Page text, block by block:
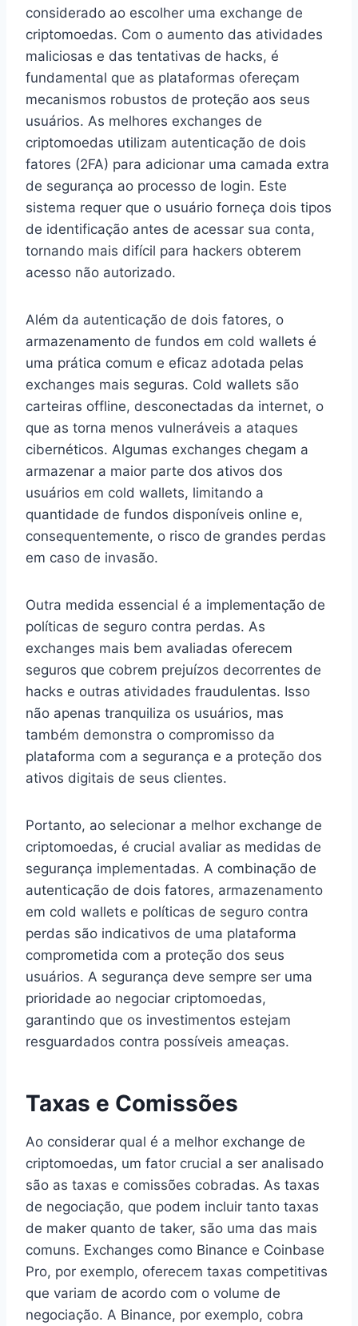
considerado ao escolher uma exchange de
criptomoedas. Com o aumento das atividades
maliciosas e das tentativas de hacks, é
fundamental que as plataformas ofereçam
mecanismos robustos de proteção aos seus
usuários. As melhores exchanges de
criptomoedas utilizam autenticação de dois
fatores (2FA) para adicionar uma camada extra
de segurança ao processo de login. Este
sistema requer que o usuário forneça dois tipos
de identificação antes de acessar sua conta,
tornando mais difícil para hackers obterem
acesso não autorizado.
Além da autenticação de dois fatores, o
armazenamento de fundos em cold wallets é
uma prática comum e eficaz adotada pelas
exchanges mais seguras. Cold wallets são
carteiras offline, desconectadas da internet, o
que as torna menos vulneráveis a ataques
cibernéticos. Algumas exchanges chegam a
armazenar a maior parte dos ativos dos
usuários em cold wallets, limitando a
quantidade de fundos disponíveis online e,
consequentemente, o risco de grandes perdas
em caso de invasão.
Outra medida essencial é a implementação de
políticas de seguro contra perdas. As
exchanges mais bem avaliadas oferecem
seguros que cobrem prejuízos decorrentes de
hacks e outras atividades fraudulentas. Isso
não apenas tranquiliza os usuários, mas
também demonstra o compromisso da
plataforma com a segurança e a proteção dos
ativos digitais de seus clientes.
Portanto, ao selecionar a melhor exchange de
criptomoedas, é crucial avaliar as medidas de
segurança implementadas. A combinação de
autenticação de dois fatores, armazenamento
em cold wallets e políticas de seguro contra
perdas são indicativos de uma plataforma
comprometida com a proteção dos seus
usuários. A segurança deve sempre ser uma
prioridade ao negociar criptomoedas,
garantindo que os investimentos estejam
resguardados contra possíveis ameaças.
Taxas e Comissões
Ao considerar qual é a melhor exchange de
criptomoedas, um fator crucial a ser analisado
são as taxas e comissões cobradas. As taxas
de negociação, que podem incluir tanto taxas
de maker quanto de taker, são uma das mais
comuns. Exchanges como Binance e Coinbase
Pro, por exemplo, oferecem taxas competitivas
que variam de acordo com o volume de
negociação. A Binance, por exemplo, cobra